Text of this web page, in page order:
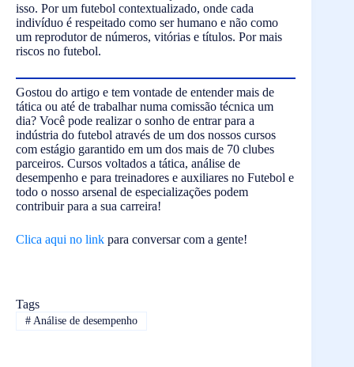
isso. Por um futebol contextualizado, onde cada
indivíduo é respeitado como ser humano e não como
um reprodutor de números, vitórias e títulos. Por mais
riscos no futebol.
Gostou do artigo e tem vontade de entender mais de
tática ou até de trabalhar numa comissão técnica um
dia? Você pode realizar o sonho de entrar para a
indústria do futebol através de um dos nossos cursos
com estágio garantido em um dos mais de 70 clubes
parceiros. Cursos voltados a tática, análise de
desempenho e para treinadores e auxiliares no Futebol e
todo o nosso arsenal de especializações podem
contribuir para a sua carreira!
Clica aqui no link para conversar com a gente!
Tags
#Análise de desempenho